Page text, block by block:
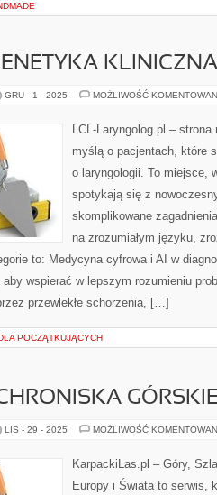
KLINICZNA
GRU - 1 - 2025 MOŻLIWOŚĆ
LCL-Laryngolog.pl –
myślą o pacjentach, które
o laryngologii. To miejsce,
spotykają się z
skomplikowane
na zrozumiałym języku,
to: Medycyna cyfrowa i AI w
aby wspierać w lepszym rozumieniu
przewlekłe schorzenia, […]
POCZĄTKUJĄCYCH
LIS - 29 - 2025 MOŻLIWOŚĆ
KarpackiLas.pl – Góry,
Europy i Świata to serwis,